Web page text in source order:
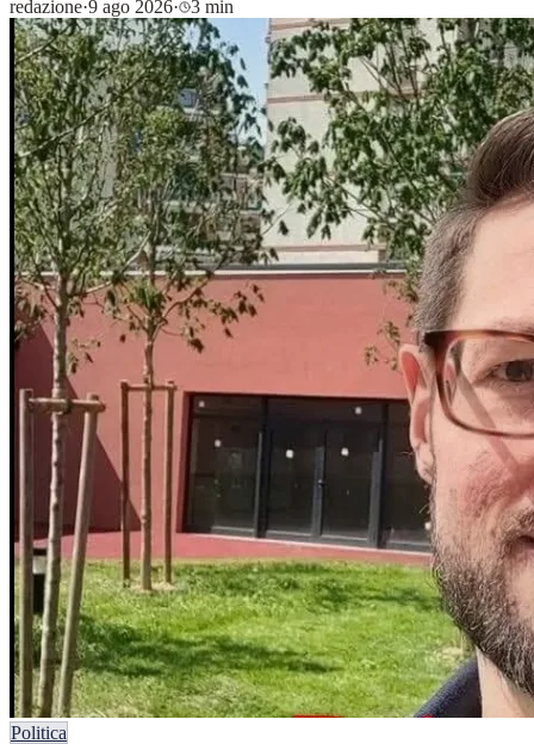
redazione·9 ago 2026· 3 min
Politica